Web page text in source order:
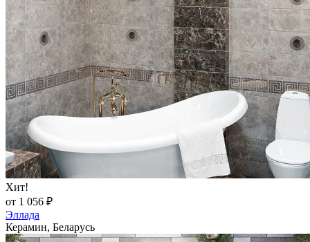
Хит!
от 1 056 ₽
Эллада
Керамин, Беларусь